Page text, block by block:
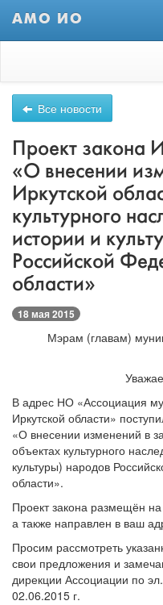
АМО ИО
Все новости
Проект закона
«О внесении
Иркутской
культурного
истории и
Российской
области»
18 мая 2015
Мэрам (главам)
В адрес НО «Ассоциация
Иркутской области»
«О внесении изменений в
объектах культурного
культуры) народов
области».
Проект закона размещён
а также направлен в ваш
Просим рассмотреть
свои предложения и
дирекции Ассоциации по
02.06.2015 г.